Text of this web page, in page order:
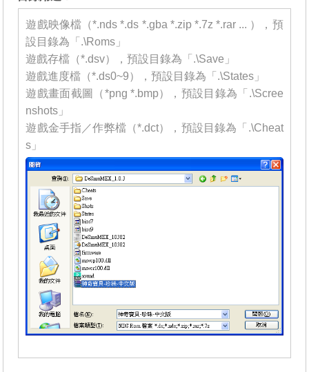
遊戲映像檔（*.nds *.ds *.gba *.zip *.7z *.rar ... ），預
設目錄為「.\Roms」
遊戲存檔（*.dsv），預設目錄為「.\Save」
遊戲進度檔（*.ds0~9），預設目錄為「.\States」
遊戲畫面截圖（*png *.bmp），預設目錄為「.\Scree
nshots」
遊戲金手指／作弊檔（*.dct），預設目錄為「.\Cheat
s」